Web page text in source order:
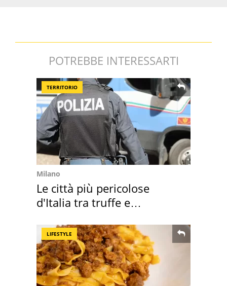
POTREBBE INTERESSARTI
TERRITORIO
Milano
Le città più pericolose
d'Italia tra truffe e
LIFESTYLE